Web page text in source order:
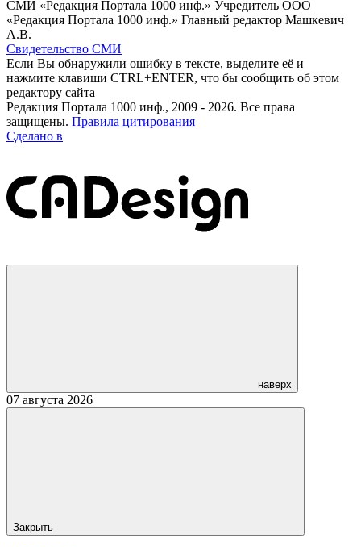
СМИ «Редакция Портала 1000 инф.» Учредитель ООО
«Редакция Портала 1000 инф.» Главный редактор Машкевич
А.В.
Свидетельство СМИ
Если Вы обнаружили ошибку в тексте, выделите её и
нажмите клавиши CTRL+ENTER, что бы сообщить об этом
редактору сайта
Редакция Портала 1000 инф., 2009 - 2026. Все права
защищены. Правила цитирования
Сделано в
наверх
07 августа 2026
Закрыть